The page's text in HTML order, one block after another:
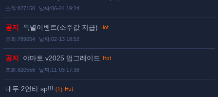
조회:827150 날짜:06-24 19:24
공지 특별이벤트(소주값 지급)
조회:789654 날짜:02-13 18:52
공지 야마토 v2025 업그레이드
조회:820556 날짜:11-03 17:38
내두 2연타 sp!!! (1)